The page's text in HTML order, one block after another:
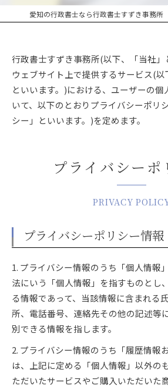
愛知の行政書士なら行政書士すずき事務所
行政書士すずき事務所(以下、「当社
ウェブサイト上で提供するサービス(以
といいます。)における、ユーザーの個
いて、以下のとおりプライバシーポリ
シー」といいます。)を定めます。
プライバシーポ
PRIVACY
プライバシーポリシー情報
1. プライバシー情報のうち「個人情報
法にいう「個人情報」を指すものとし
る情報であって、当該情報に含まれる
所、電話番号、連絡先その他の記述等
別できる情報を指します。
2. プライバシー情報のうち「履歴情報
は、上記に定める「個人情報」以外の
ただいたサービスやご購入いただいた